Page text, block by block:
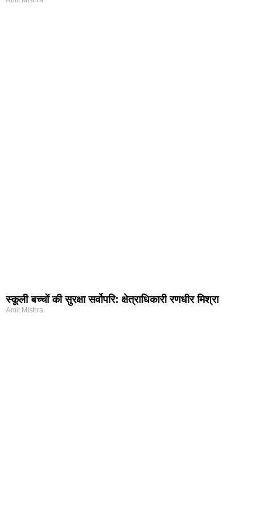
स्कूली बच्चों की सुरक्षा सर्वोपरि: क्षेत्राधिकारी रणधीर मिश्रा
Amit Mishra